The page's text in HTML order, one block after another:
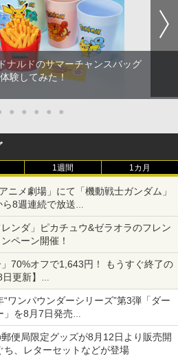
ナルドのサマーチャンスバッグ
験してみた！
● ● ● ● ●
1週間 1カ月
ニメ劇場」にて「機動戦士ガンダム」
8週連続で放送
【HDリマスター版】」
ンダ」ピカチュウ&ゼラオラのフレン
ペーン開催！
」70%オフで1,643円！ もうすぐ終了の
更新】
は「大神 絶景版」が67%オフで990円
ワンパウンダーシリーズ”第3弾「ダー
」を8月7日発売
ス」を使用した超大型チーズバーガー
郵便局限定グッズが8月12日より販売開
、レターセットなどが登場